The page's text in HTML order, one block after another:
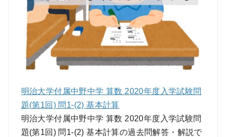
明治大学付属中野中学 算数 2020年度入学試験問
題(第1回) 問1-(2) 基本計算
明治大学付属中野中学 算数 2020年度入学試験問
題(第1回) 問1-(2) 基本計算の過去問解答・解説で